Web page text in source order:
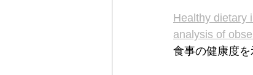
Healthy dietary
analysis of
食事の健康度